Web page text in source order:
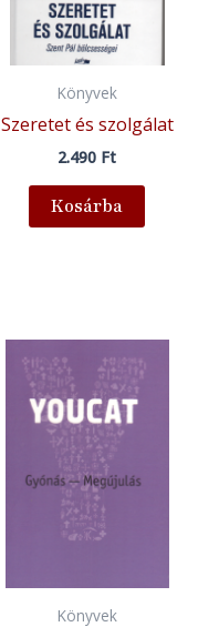
Könyvek
Szeretet és szolgálat
2.490 Ft
Kosárba
Könyvek